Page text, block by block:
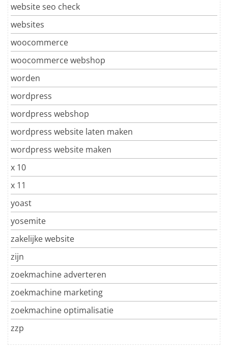
website seo check
websites
woocommerce
woocommerce webshop
worden
wordpress
wordpress webshop
wordpress website laten maken
wordpress website maken
x 10
x 11
yoast
yosemite
zakelijke website
zijn
zoekmachine adverteren
zoekmachine marketing
zoekmachine optimalisatie
zzp